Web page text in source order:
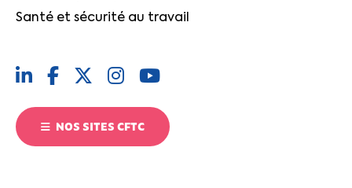
Santé et sécurité au travail
NOS SITES CFTC